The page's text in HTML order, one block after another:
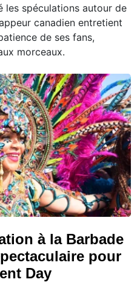
les spéculations autour de
canadien entretient
de ses fans,
morceaux.
à la Barbade
pour
Day